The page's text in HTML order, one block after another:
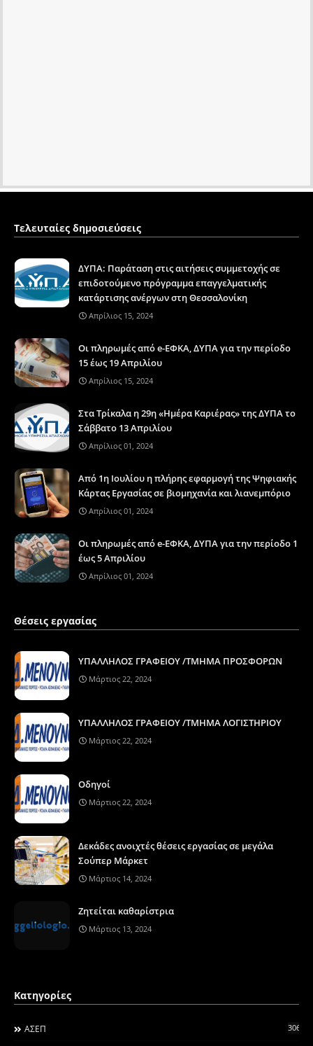
Τελευταίες δημοσιεύσεις
ΔΥΠΑ: Παράταση στις αιτήσεις συμμετοχής σε
επιδοτούμενο πρόγραμμα επαγγελματικής
κατάρτισης ανέργων στη Θεσσαλονίκη
Απρίλιος 15, 2024
Οι πληρωμές από e-ΕΦΚΑ, ΔΥΠΑ για την περίοδο
15 έως 19 Απριλίου
Απρίλιος 15, 2024
Στα Τρίκαλα η 29η «Ημέρα Καριέρας» της ΔΥΠΑ το
Σάββατο 13 Απριλίου
Απρίλιος 01, 2024
Από 1η Ιουλίου η πλήρης εφαρμογή της Ψηφιακής
Κάρτας Εργασίας σε βιομηχανία και λιανεμπόριο
Απρίλιος 01, 2024
Οι πληρωμές από e-ΕΦΚΑ, ΔΥΠΑ για την περίοδο 1
έως 5 Απριλίου
Απρίλιος 01, 2024
Θέσεις εργασίας
ΥΠΑΛΛΗΛΟΣ ΓΡΑΦΕΙΟΥ /ΤΜΗΜΑ ΠΡΟΣΦΟΡΩΝ
Μάρτιος 22, 2024
ΥΠΑΛΛΗΛΟΣ ΓΡΑΦΕΙΟΥ /ΤΜΗΜΑ ΛΟΓΙΣΤΗΡΙΟΥ
Μάρτιος 22, 2024
Οδηγοί
Μάρτιος 22, 2024
Δεκάδες ανοιχτές θέσεις εργασίας σε μεγάλα
Σούπερ Μάρκετ
Μάρτιος 14, 2024
Ζητείται καθαρίστρια
Μάρτιος 13, 2024
Κατηγορίες
ΑΣΕΠ 306